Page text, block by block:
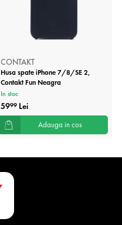
CONTAKT
Husa spate iPhone 7/8/SE 2,
Contakt Fun Neagra
In stoc
5999Lei
Adauga in cos